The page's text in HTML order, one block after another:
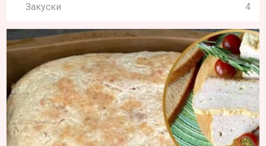
Закуски 4